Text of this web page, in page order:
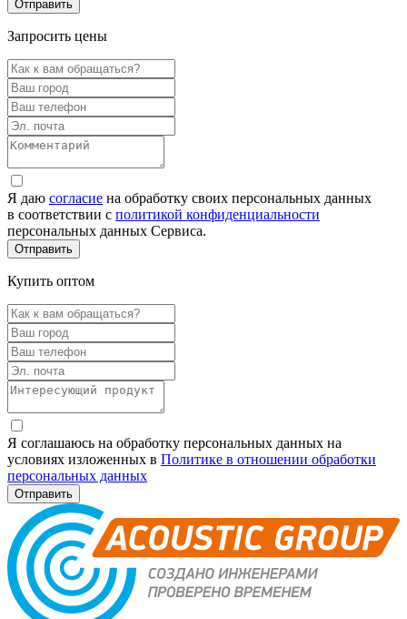
Запросить цены
Я даю согласие на обработку своих персональных данных
в соответствии с политикой конфиденциальности
персональных данных Сервиса.
Купить оптом
Я соглашаюсь на обработку персональных данных на
условиях изложенных в Политике в отношении обработки
персональных данных